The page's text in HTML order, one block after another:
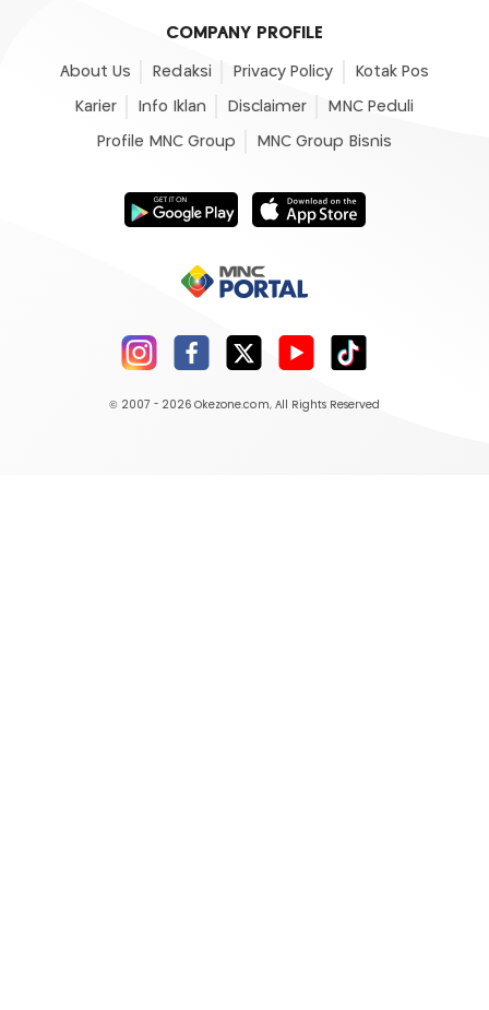
COMPANY PROFILE
About Us Redaksi Privacy Policy Kotak Pos
Karier Info Iklan Disclaimer MNC Peduli
Profile MNC Group MNC Group Bisnis
© 2007 - 2026 Okezone.com, All Rights Reserved